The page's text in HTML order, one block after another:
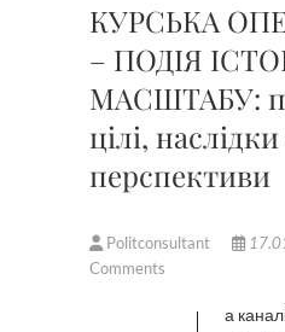
КУРСЬКА
– ПОДІЯ
МАСШТАБУ:
цілі,
перспективи
Politconsultant
Comments
На